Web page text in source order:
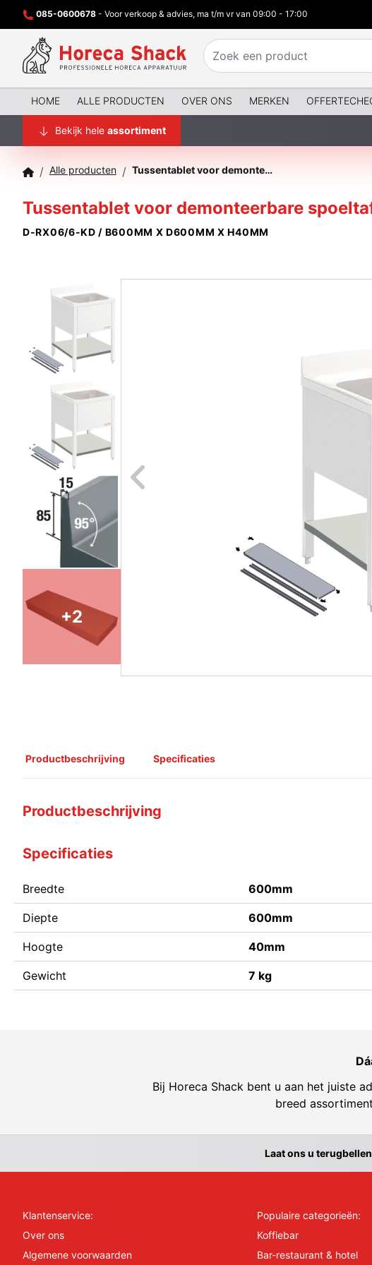
085-0600678 - Voor verkoop & advies, ma t/m vr van 09:00 - 17:00
HOME ALLE PRODUCTEN OVER ONS MERKEN
Bekijk hele assortiment
/ Alle producten / Tussentablet voor demonteerbare spoeltafel
Tussentablet voor demonteerbare
D-RX06/6-KD / B600MM X D600MM X H40MM
+2
Naar vorige
Productbeschrijving Specificaties
Productbeschrijving
Specificaties
Breedte 600mm
Diepte 600mm
Hoogte 40mm
Gewicht 7 kg
Bij Horeca Shack bent u aan het juiste
breed
Laat ons u
Klantenservice:
Over ons
Algemene voorwaarden
Populaire categorieën:
Koffiebar
Bar-restaurant & hotel